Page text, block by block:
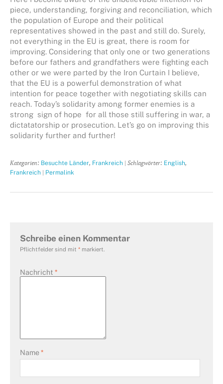
piece, understanding, forgiving and reconciliation, which
the population of Europe and their political
representatives showed in the past and still do. Surely,
not everything in the EU is great, there is room for
improving. Considering that only one or two generations
before our fathers and grandfathers were fighting each
other or we were parted by the Iron Curtain I believe,
that the EU is a powerful demonstration of what
intention for peace together with negotiating skills can
reach. Today’s solidarity among former enemies is a
strong sign of hope for all those still suffering in war, a
dictatatorship or prosecution. Let’s go on improving this
solidarity further and further!
Kategorien: Besuchte Länder, Frankreich | Schlagwörter: English,
Frankreich | Permalink
Schreibe einen Kommentar
Pflichtfelder sind mit * markiert.
Nachricht *
Name*